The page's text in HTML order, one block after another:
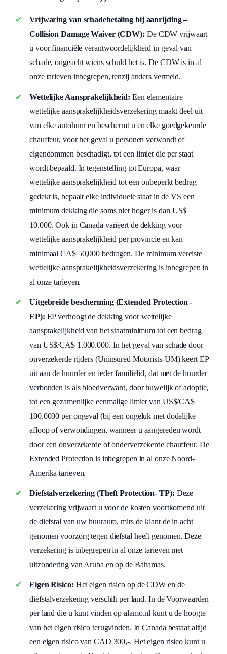
Vrijwaring van schadebetaling bij aanrijding –
Collision Damage Waiver (CDW): De CDW vrijwaart
u voor financiële verantwoordelijkheid in geval van
schade, ongeacht wiens schuld het is. De CDW is in al
onze tarieven inbegrepen, tenzij anders vermeld.
Wettelijke Aansprakelijkheid: Een elementaire
wettelijke aansprakelijkheidsverzekering maakt deel uit
van elke autohuur en beschermt u en elke goedgekeurde
chauffeur, voor het geval u personen verwondt of
eigendommen beschadigt, tot een limiet die per staat
wordt bepaald. In tegenstelling tot Europa, waar
wettelijke aansprakelijkheid tot een onbeperkt bedrag
gedekt is, bepaalt elke individuele staat in de VS een
minimum dekking die soms niet hoger is dan US$
10.000. Ook in Canada varieert de dekking voor
wettelijke aansprakelijkheid per provincie en kan
minimaal CA$ 50,000 bedragen. De minimum vereiste
wettelijke aansprakelijkheidsverzekering is inbegrepen in
al onze tarieven.
Uitgebreide bescherming (Extended Protection -
EP): EP verhoogt de dekking voor wettelijke
aansprakelijkheid van het staatminimum tot een bedrag
van US$/CA$ 1.000.000. In het geval van schade door
onverzekerde rijders (Uninsured Motorists-UM) keert EP
uit aan de huurder en ieder familielid, dat met de huurder
verbonden is als bloedverwant, door huwelijk of adoptie,
tot een gezamenlijke eenmalige limiet van US$/CA$
100.0000 per ongeval (bij een ongeluk met dodelijke
afloop of verwondingen, wanneer u aangereden wordt
door een onverzekerde of onderverzekerde chauffeur. De
Extended Protection is inbegrepen in al onze Noord-
Amerika tarieven.
Diefstalverzekering (Theft Protection- TP): Deze
verzekering vrijwaart u voor de kosten voortkomend uit
de diefstal van uw huurauto, mits de klant de in acht
genomen voorzorg tegen diefstal heeft genomen. Deze
verzekering is inbegrepen in al onze tarieven met
uitzondering van Aruba en op de Bahamas.
Eigen Risico: Het eigen risico op de CDW en de
diefstalverzekering verschilt per land. In de Voorwaarden
per land die u kunt vinden op alamo.nl kunt u de hoogte
van het eigen risico terugvinden. In Canada bestaat altijd
een eigen risico van CAD 300,-. Het eigen risico kunt u